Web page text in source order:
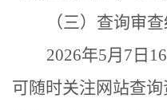
（三）查询审
2026年5月 7 日 16
可随时关注网站查